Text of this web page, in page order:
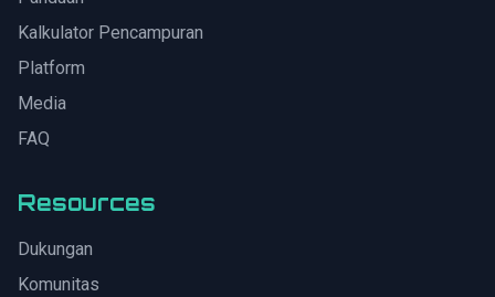
Kalkulator Pencampuran
Platform
Media
FAQ
Resources
Dukungan
Komunitas